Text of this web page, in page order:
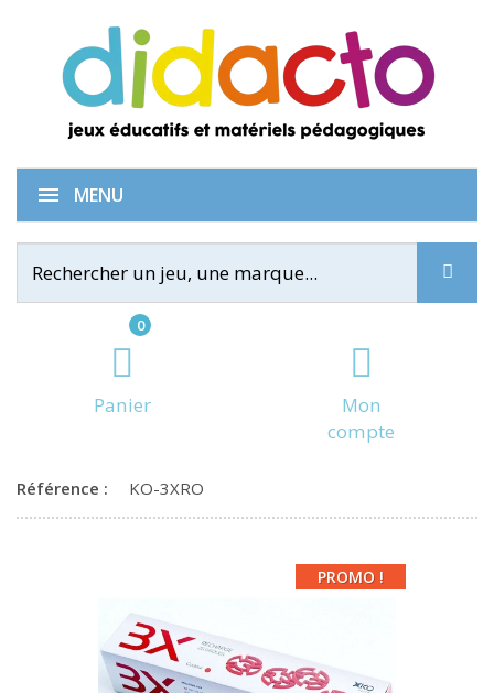
0
Panier
Mon
compte
MENU
3X Recharge orange
Référence : KO-3XRO
PROMO !